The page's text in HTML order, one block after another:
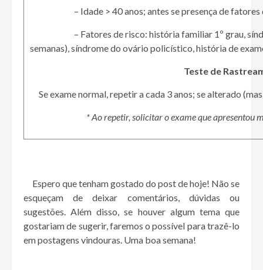
– Idade > 40 anos; antes se presença de fatores
– Fatores de risco: história familiar 1º grau,
semanas), síndrome do ovário policístico, história de
Teste de
Se exame normal, repetir a cada 3 anos; se alterado
* Ao repetir, solicitar o exame que apresentou
Espero que tenham gostado do post de hoje! Não se
esqueçam de deixar comentários, dúvidas ou
sugestões. Além disso, se houver algum tema que
gostariam de sugerir, faremos o possível para trazê-lo
em postagens vindouras. Uma boa semana!